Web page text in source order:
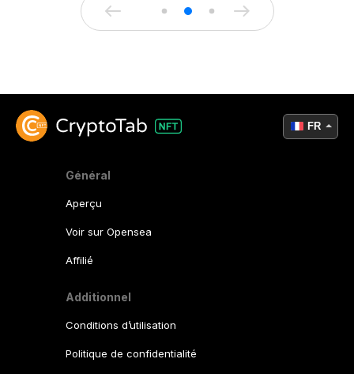
Général
Aperçu
Voir sur Opensea
Affilié
Additionnel
Conditions d’utilisation
Politique de confidentialité
FR